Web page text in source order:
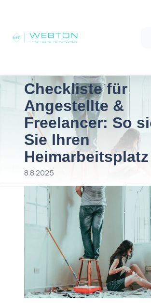
Checkliste für
Angestellte &
Freelancer: So
Sie Ihren
Heimarbeitsplatz
8.8.2025